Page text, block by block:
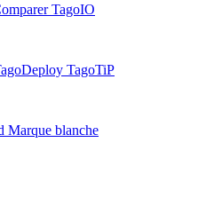
TagoIO
TagoTiP
Marque blanche